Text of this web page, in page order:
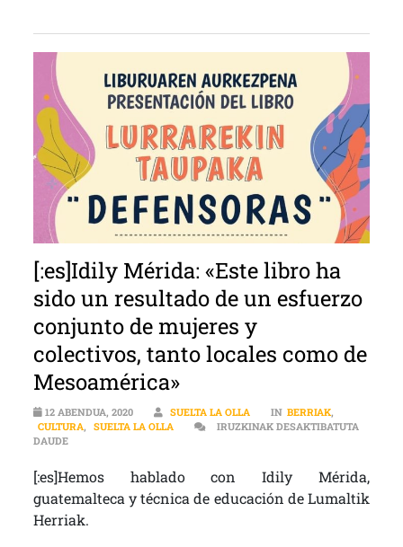
[:es]Idily Mérida: «Este libro ha
sido un resultado de un esfuerzo
conjunto de mujeres y
colectivos, tanto locales como de
Mesoamérica»
12 ABENDUA, 2020 SUELTA LA OLLA IN BERRIAK,
CULTURA, SUELTA LA OLLA
IRUZKINAK DESAKTIBATUTA
DAUDE[:ES]IDILY MÉRIDA: «ESTE LIBRO HA SIDO UN RESULTADO DE UN
[:es]Hemos hablado con Idily Mérida,
guatemalteca y técnica de educación de Lumaltik
Herriak.